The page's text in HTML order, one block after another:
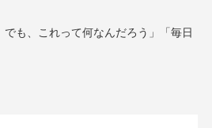
でも、これって何なんだろう」「毎日